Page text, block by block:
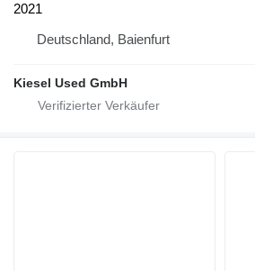
2021
Deutschland, Baienfurt
Kiesel Used GmbH